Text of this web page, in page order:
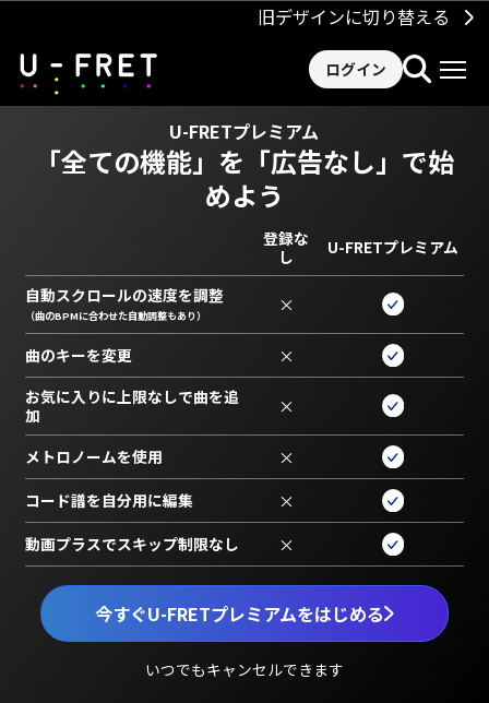
旧デザインに切り替える
ログイン
U-FRETプレミアム
「全ての機能」を 「広告なし」で始
めよう
今すぐU-FRETプレミアムをはじめる
いつでもキャンセルできます
登録な
し
U-FRETプレミアム
自動スクロールの速度を調整
（曲のBPMに合わせた自動調整もあり） ×
曲のキーを変更 ×
お気に入りに上限なしで曲を追
加
×
メトロノームを使用 ×
コード譜を自分用に編集 ×
動画プラスでスキップ制限なし ×